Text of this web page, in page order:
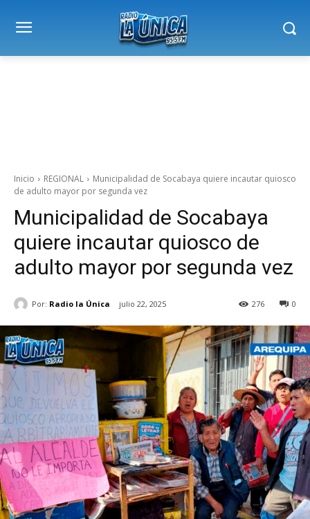
Inicio REGIONAL
Municipalidad de Socabaya quiere incautar quiosco
de adulto mayor por segunda vez
Municipalidad de Socabaya
quiere incautar quiosco de
adulto mayor por segunda vez
Por: Radio la Única julio 22, 2025 0
276